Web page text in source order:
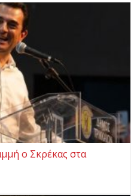
ο Σκρέκας στα